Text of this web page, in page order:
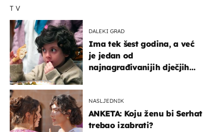
TV
DALEKI GRAD
Ima tek šest godina, a već
je jedan od
najnagrađivanijih dječjih
NASLJEDNIK
ANKETA: Koju ženu bi Serhat
trebao izabrati?